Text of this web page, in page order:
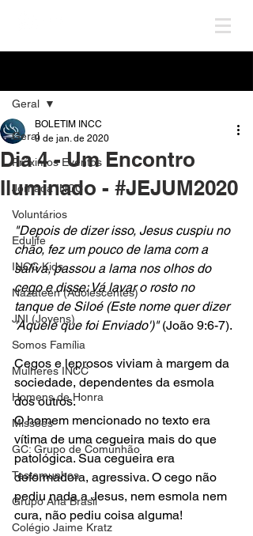
Geral
Próximos Eventos
Jornada INCC
Voluntários
Edulife
INCC Kids
Nazateen (Adolescentes)
JNI (Jovens)
Somos Família
Mulheres INCC
Homens de Honra
Missões
GC: Grupo de Comunhão
Testemunhos
Grupo Ana Brasil
Colégio Jaime Kratz
Geral
Dia 4 - Um Encontro
Iluminado - #JEJUM2020
BOLETIM INCC
9 de jan. de 2020
"Depois de dizer isso, Jesus cuspiu no
chão, fez um pouco de lama com a
saliva, passou a lama nos olhos do
cego e disse: Vá lavar o rosto no
tanque de Siloé (Este nome quer dizer
'Aquele que foi Enviado')" (João 9:6-7).
Cegos e leprosos viviam à margem da
sociedade, dependentes da esmola
dos outros.
O homem mencionado no texto era
vítima de uma cegueira mais do que
patológica. Sua cegueira era
deformadora, agressiva. O cego não
pediu nada a Jesus, nem esmola nem
cura, não pediu coisa alguma!